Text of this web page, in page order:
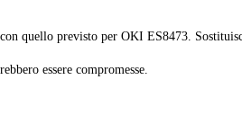
quello previsto per OKI ES8473.
essere compromesse.